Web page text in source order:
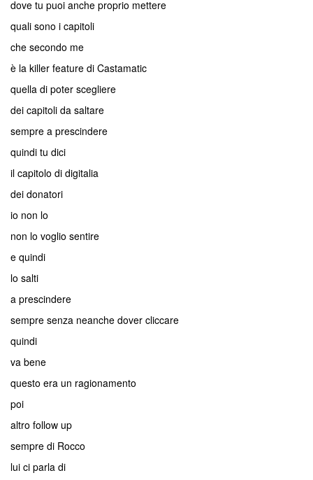
dove tu puoi anche proprio mettere
quali sono i capitoli
che secondo me
è la killer feature di Castamatic
quella di poter scegliere
dei capitoli da saltare
sempre a prescindere
quindi tu dici
il capitolo di digitalia
dei donatori
io non lo
non lo voglio sentire
e quindi
lo salti
a prescindere
sempre senza neanche dover cliccare
quindi
va bene
questo era un ragionamento
poi
altro follow up
sempre di Rocco
lui ci parla di